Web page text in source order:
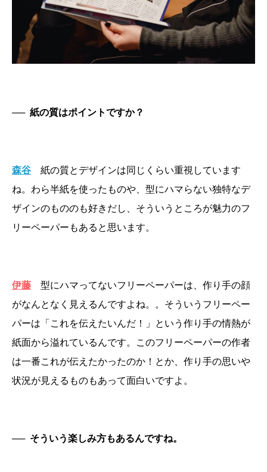
── 紙の質はポイントですか？
森谷
紙の質とデザインは同じくらい重視しています
ね。わら半紙を使ったものや、型にハマらない独特なデ
ザインのもののも好きだし、そういうところが魅力のフ
リーペーパーもあると思います。
伊藤
型にハマってないフリーペーパーは、作り手の顔
がなんとなく見えるんですよね。。そういうフリーペー
パーは「これを伝えたいんだ！」という作り手の情熱が
紙面から溢れているんです。このフリーペーパーの作者
は一番これが伝えたかったのか！とか、作り手の思いや
状況が見えるものもあって面白いですよ。
── そういう楽しみ方もあるんですね。